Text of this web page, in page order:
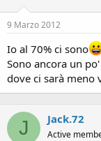
9 Marzo 2012
Io al 70% ci sono
Sono ancora un
dove ci sarà meno
J Jack.72
Active